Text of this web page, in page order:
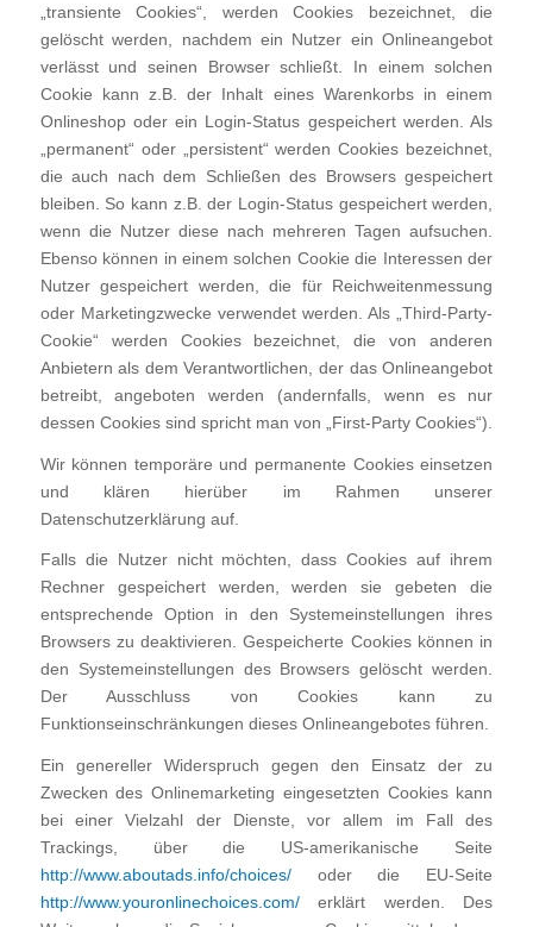
„transiente Cookies“, werden Cookies bezeichnet, die
gelöscht werden, nachdem ein Nutzer ein Onlineangebot
verlässt und seinen Browser schließt. In einem solchen
Cookie kann z.B. der Inhalt eines Warenkorbs in einem
Onlineshop oder ein Login-Status gespeichert werden. Als
„permanent“ oder „persistent“ werden Cookies bezeichnet,
die auch nach dem Schließen des Browsers gespeichert
bleiben. So kann z.B. der Login-Status gespeichert werden,
wenn die Nutzer diese nach mehreren Tagen aufsuchen.
Ebenso können in einem solchen Cookie die Interessen der
Nutzer gespeichert werden, die für Reichweitenmessung
oder Marketingzwecke verwendet werden. Als „Third-Party-
Cookie“ werden Cookies bezeichnet, die von anderen
Anbietern als dem Verantwortlichen, der das Onlineangebot
betreibt, angeboten werden (andernfalls, wenn es nur
dessen Cookies sind spricht man von „First-Party Cookies“).
Wir können temporäre und permanente Cookies einsetzen
und klären hierüber im Rahmen unserer
Datenschutzerklärung auf.
Falls die Nutzer nicht möchten, dass Cookies auf ihrem
Rechner gespeichert werden, werden sie gebeten die
entsprechende Option in den Systemeinstellungen ihres
Browsers zu deaktivieren. Gespeicherte Cookies können in
den Systemeinstellungen des Browsers gelöscht werden.
Der Ausschluss von Cookies kann zu
Funktionseinschränkungen dieses Onlineangebotes führen.
Ein genereller Widerspruch gegen den Einsatz der zu
Zwecken des Onlinemarketing eingesetzten Cookies kann
bei einer Vielzahl der Dienste, vor allem im Fall des
Trackings, über die US-amerikanische Seite
http://www.aboutads.info/choices/oder die EU-Seite
http://www.youronlinechoices.com/erklärt werden. Des